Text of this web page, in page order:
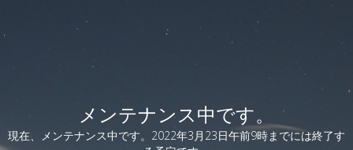
メンテナンス中です。
現在、メンテナンス中です。2022年3月23日午前9時までには終了す